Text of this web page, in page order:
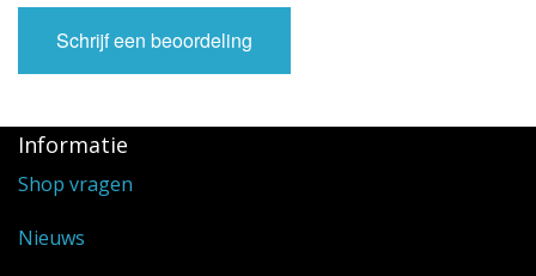
Schrijf een beoordeling
Informatie
Shop vragen
Nieuws